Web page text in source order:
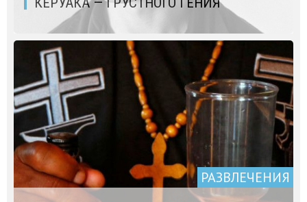
РАЗВЛЕЧЕНИЯ